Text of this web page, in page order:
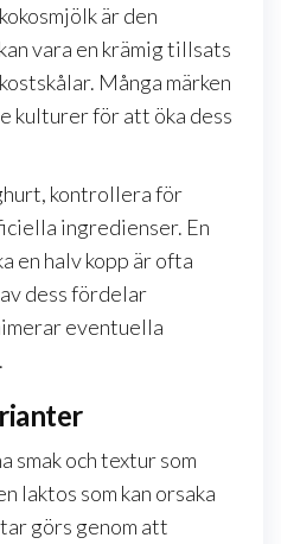
är den
vara en krämig tillsats
Många märken
kulturer för att öka dess
kontrollera för
ingredienser. En
en halv kopp är ofta
dess fördelar
eventuella
smak och textur som
laktos som kan orsaka
görs genom att